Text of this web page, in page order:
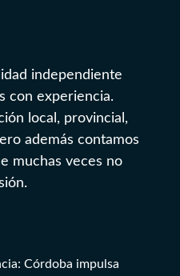
independiente
con experiencia.
local, provincial,
además contamos
muchas veces no
Córdoba impulsa